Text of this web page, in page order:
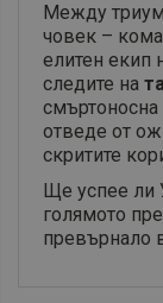
Между
човек –
елитен екип
следите на
отведе от
скритите
Ще успее ли
голямото
превърнало